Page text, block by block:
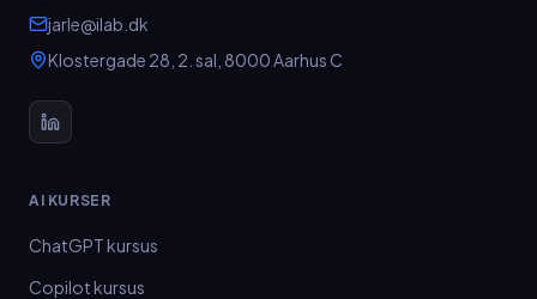
jarle@ilab.dk
Klostergade 28, 2. sal 8000Aarhus C
AI KURSER
ChatGPT kursus
Copilot kursus